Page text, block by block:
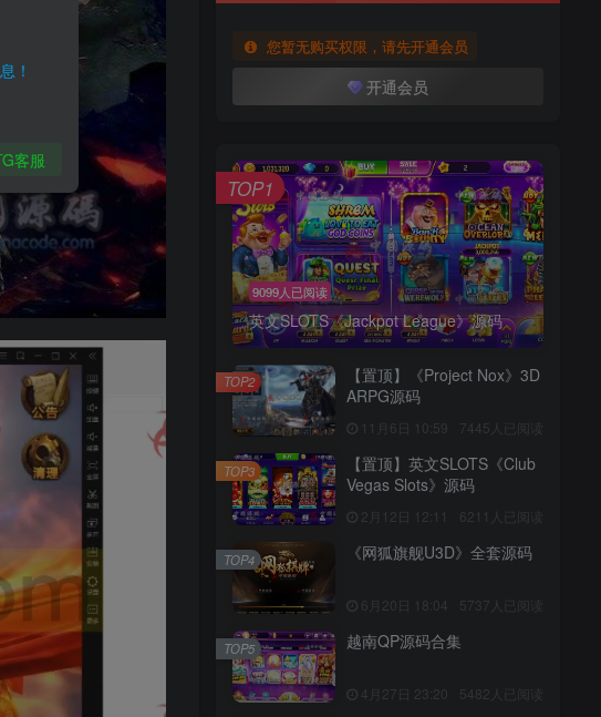
您暂无购买权限，请先开通会员
开通会员
9099人已阅读
英文SLOTS《Jackpot League》源码
TOP1
【置顶】《Project Nox》3D
ARPG源码
11月6日 10:59 7445人已阅读
TOP2
【置顶】英文SLOTS《Club
Vegas Slots》源码
2月12日 12:11 6211人已阅读
TOP3
《网狐旗舰U3D》全套源码
6月20日 18:04 5737人已阅读
TOP4
越南QP源码合集
4月27日 23:20 5482人已阅读
TOP5
！
客服